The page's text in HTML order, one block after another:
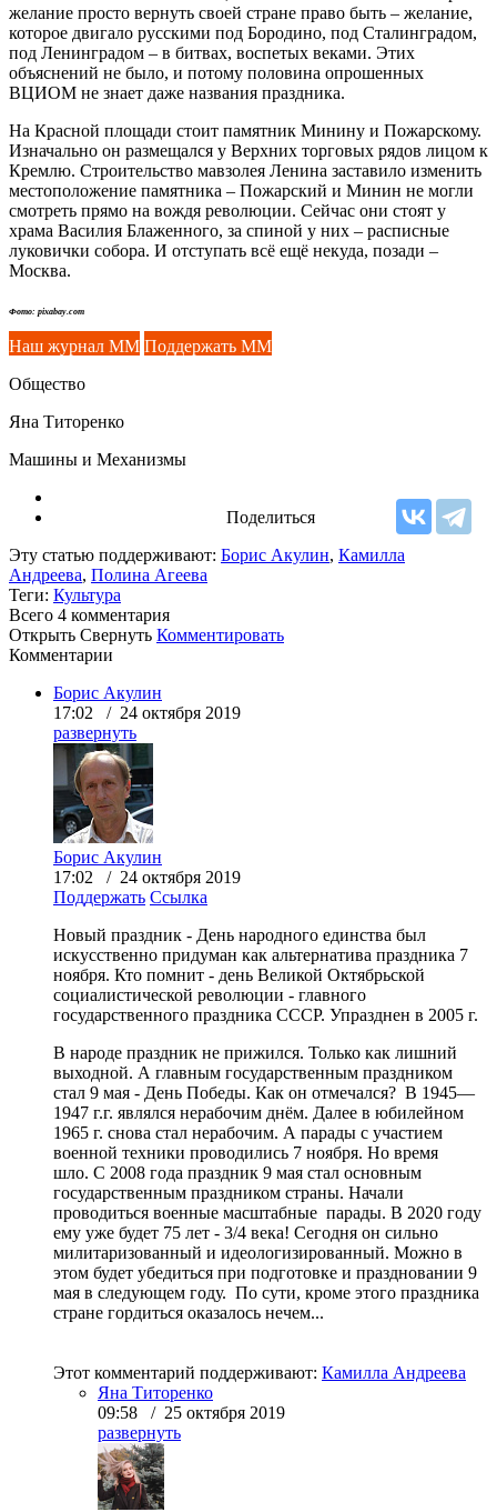
желание просто вернуть своей стране право быть – желание,
которое двигало русскими под Бородино, под Сталинградом,
под Ленинградом – в битвах, воспетых веками. Этих
объяснений не было, и потому половина опрошенных
ВЦИОМ не знает даже названия праздника.
На Красной площади стоит памятник Минину и Пожарскому.
Изначально он размещался у Верхних торговых рядов лицом к
Кремлю. Строительство мавзолея Ленина заставило изменить
местоположение памятника – Пожарский и Минин не могли
смотреть прямо на вождя революции. Сейчас они стоят у
храма Василия Блаженного, за спиной у них – расписные
луковички собора. И отступать всё ещё некуда, позади –
Москва.
Фото: pixabay.com
Наш журнал ММ Поддержать ММ
Общество
Яна Титоренко
Машины и Механизмы
Поделиться
Эту статью поддерживают: Борис Акулин, Камилла
Андреева, Полина Агеева
Теги: Культура
Всего 4 комментария
Открыть Свернуть Комментировать
Комментарии
Борис Акулин
17:02 / 24 октября 2019
развернуть
Борис Акулин
17:02 / 24 октября 2019
Поддержать Ссылка
Новый праздник - День народного единства был
искусственно придуман как альтернатива праздника 7
ноября. Кто помнит - день Великой Октябрьской
социалистической революции - главного
государственного праздника СССР. Упразднен в 2005 г.
В народе праздник не прижился. Только как лишний
выходной. А главным государственным праздником
стал 9 мая - День Победы. Как он отмечался? В 1945—
1947 г.г. являлся нерабочим днём. Далее в юбилейном
1965 г. снова стал нерабочим. А парады с участием
военной техники проводились 7 ноября. Но время
шло. С 2008 года праздник 9 мая стал основным
государственным праздником страны. Начали
проводиться военные масштабные парады. В 2020 году
ему уже будет 75 лет - 3/4 века! Сегодня он сильно
милитаризованный и идеологизированный. Можно в
этом будет убедиться при подготовке и праздновании 9
мая в следующем году. По сути, кроме этого праздника
стране гордиться оказалось нечем...
Этот комментарий поддерживают: Камилла Андреева
Яна Титоренко
09:58 / 25 октября 2019
развернуть